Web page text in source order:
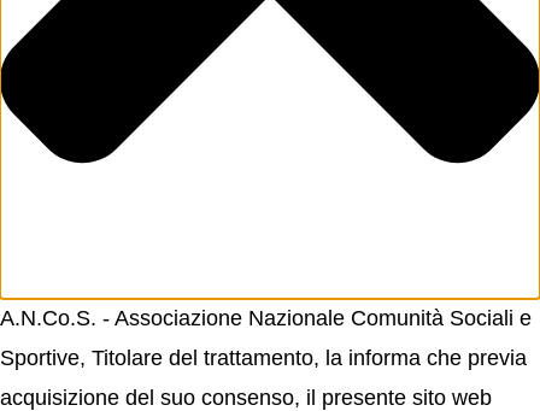
A.N.Co.S. - Associazione Nazionale Comunità Sociali e
Sportive, Titolare del trattamento, la informa che previa
acquisizione del suo consenso, il presente sito web